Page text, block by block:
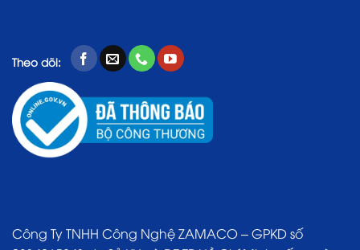
Theo dõi:
Công Ty TNHH Công Nghệ ZAMACO – GPKD số